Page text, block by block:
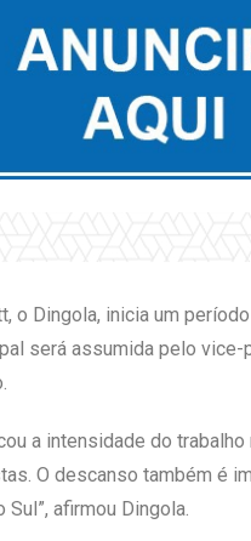
o Dingola, inicia um
será assumida pelo
a intensidade do
O descanso também é
afirmou Dingola.